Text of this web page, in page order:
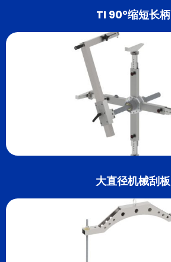
TI 90°缩短长柄
大直径机械刮板